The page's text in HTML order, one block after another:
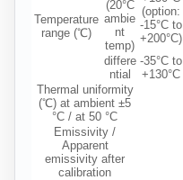
Temperature
range (℃)
(20°C
ambie
nt
temp)
(option:
-15°C to
+200°C)
differe
ntial
-35°C to
+130°C
Thermal uniformity
(℃) at ambient ±5
°C / at 50 °C
Emissivity /
Apparent
emissivity after
calibration